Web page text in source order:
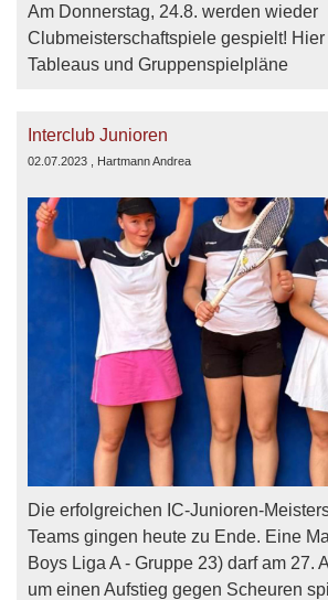
Am Donnerstag, 24.8. werden wieder
Clubmeisterschaftspiele gespielt!
Tableaus und Gruppenspielpläne
Interclub Junioren
02.07.2023 , Hartmann Andrea
Die erfolgreichen IC-Junioren-
Teams gingen heute zu Ende. Eine
Boys Liga A - Gruppe 23) darf am 27.
um einen Aufstieg gegen Scheuren